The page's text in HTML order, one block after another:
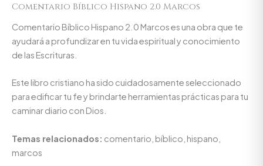
Comentario Bíblico Hispano 2.0 Marcos
Comentario Bíblico Hispano 2.0 Marcos es una obra que te
ayudará a profundizar en tu vida espiritual y conocimiento
de las Escrituras.
Este libro cristiano ha sido cuidadosamente seleccionado
para edificar tu fe y brindarte herramientas prácticas para tu
caminar diario con Dios.
Temas relacionados: comentario, bíblico, hispano,
marcos